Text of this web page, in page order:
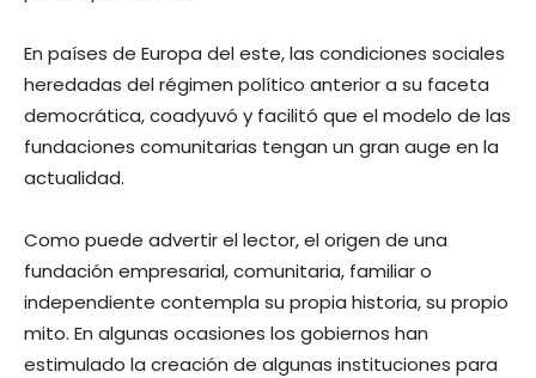
En países de Europa del este, las condiciones sociales
heredadas del régimen político anterior a su faceta
democrática, coadyuvó y facilitó que el modelo de las
fundaciones comunitarias tengan un gran auge en la
actualidad.
Como puede advertir el lector, el origen de una
fundación empresarial, comunitaria, familiar o
independiente contempla su propia historia, su propio
mito. En algunas ocasiones los gobiernos han
estimulado la creación de algunas instituciones para